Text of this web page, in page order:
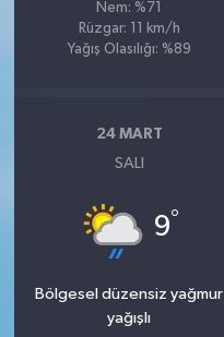
Nem: %71
Rüzgar: 11 km/h
Yağış Olasılığı: %89
24 MART
SALI
9°
Bölgesel düzensiz yağmur
yağışlı